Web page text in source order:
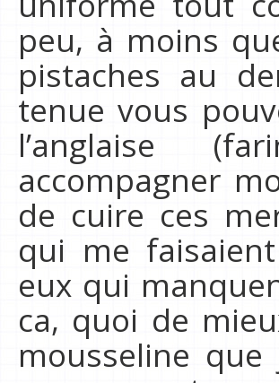
peu, à moins
pistaches au
tenue vous
l’anglaise
accompagner
de cuire ces
qui me
eux qui
ca, quoi de
mousseline que